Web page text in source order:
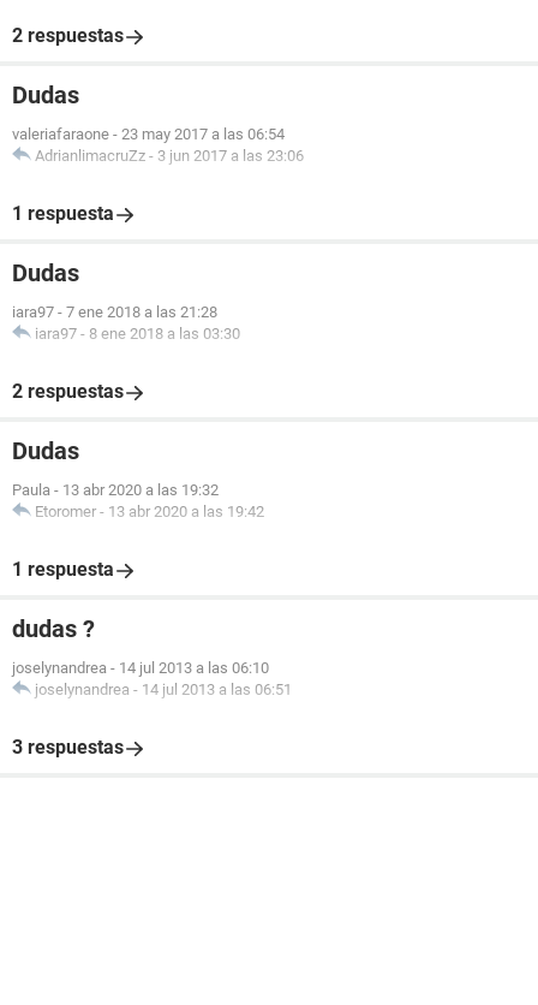
2 respuestas
Dudas
valeriafaraone - 23 may 2017 a las 06:54
AdrianlimacruZz - 3 jun 2017 a las 23:06
1 respuesta
Dudas
iara97 - 7 ene 2018 a las 21:28
iara97 - 8 ene 2018 a las 03:30
2 respuestas
Dudas
Paula - 13 abr 2020 a las 19:32
Etoromer - 13 abr 2020 a las 19:42
1 respuesta
dudas ?
joselynandrea - 14 jul 2013 a las 06:10
joselynandrea - 14 jul 2013 a las 06:51
3 respuestas